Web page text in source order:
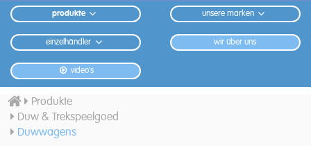
produkte unsere marken
einzelhändler wir über uns
video's
Produkte
Duw & Trekspeelgoed
Duwwagens